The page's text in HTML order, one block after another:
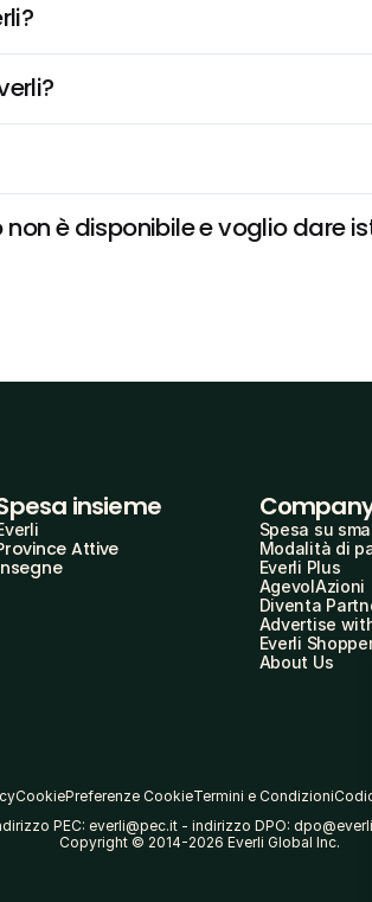
è disponibile e voglio dare
insieme
Attive
Spesa su
Modalità di
Everli Plus
AgevolAzioni
Diventa
Advertise
Everli
About Us
CookiePreferenze CookieTermini e Condizioni
PEC: everli@pec.it - indirizzo DPO:
Copyright © 2014-2026 Everli Global Inc.